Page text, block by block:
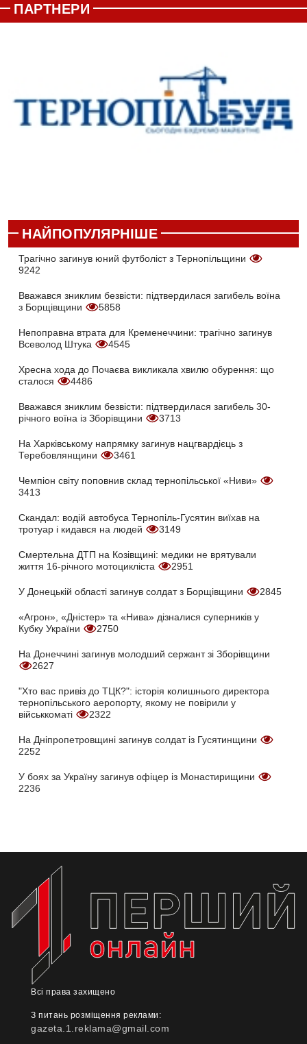
ПАРТНЕРИ
НАЙПОПУЛЯРНІШЕ
Трагічно загинув юний футболіст з Тернопільщини
9242
Вважався зниклим безвісти: підтвердилася загибель воїна
з Борщівщини
5858
Непоправна втрата для Кременеччини: трагічно загинув
Всеволод Штука
4545
Хресна хода до Почаєва викликала хвилю обурення: що
сталося
4486
Вважався зниклим безвісти: підтвердилася загибель 30-
річного воїна із Зборівщини
3713
На Харківському напрямку загинув нацгвардієць з
Теребовлянщини
3461
Чемпіон світу поповнив склад тернопільської «Ниви»
3413
Скандал: водій автобуса Тернопіль-Гусятин виїхав на
тротуар і кидався на людей
3149
Смертельна ДТП на Козівщині: медики не врятували
життя 16-річного мотоцикліста
2951
У Донецькій області загинув солдат з Борщівщини 2845
«Агрон», «Дністер» та «Нива» дізналися суперників у
Кубку України
2750
На Донеччині загинув молодший сержант зі Зборівщини
2627
"Хто вас привіз до ТЦК?": історія колишнього директора
тернопільського аеропорту, якому не повірили у
військкоматі
2322
На Дніпропетровщині загинув солдат із Гусятинщини
2252
У боях за Україну загинув офіцер із Монастирищини
2236
Всі права захищено
З питань розміщення реклами:
gazeta.1.reklama@gmail.com